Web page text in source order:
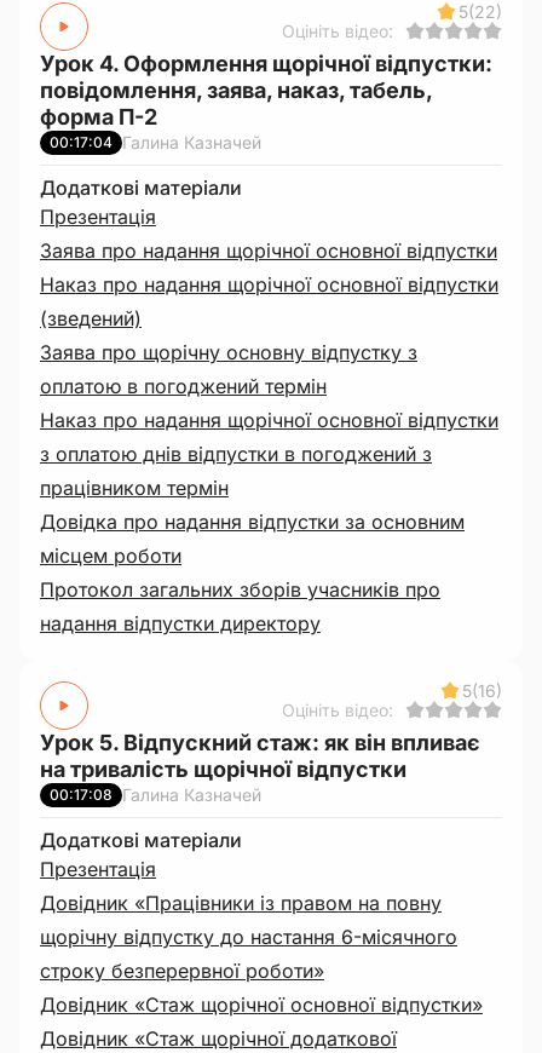
5(22)
Оцініть відео:
Урок 4. Оформлення щорічної відпустки:
повідомлення, заява, наказ, табель,
форма П-2
00:17:04 Галина Казначей
Додаткові матеріали
Презентація
Заява про надання щорічної основної відпустки
Наказ про надання щорічної основної відпустки
(зведений)
Заява про щорічну основну відпустку з
оплатою в погоджений термін
Наказ про надання щорічної основної відпустки
з оплатою днів відпустки в погоджений з
працівником термін
Довідка про надання відпустки за основним
місцем роботи
Протокол загальних зборів учасників про
надання відпустки директору
5(16)
Оцініть відео:
Урок 5. Відпускний стаж: як він впливає
на тривалість щорічної відпустки
00:17:08 Галина Казначей
Додаткові матеріали
Презентація
Довідник «Працівники із правом на повну
щорічну відпустку до настання 6-місячного
строку безперервної роботи»
Довідник «Стаж щорічної основної відпустки»
Довідник «Стаж щорічної додаткової